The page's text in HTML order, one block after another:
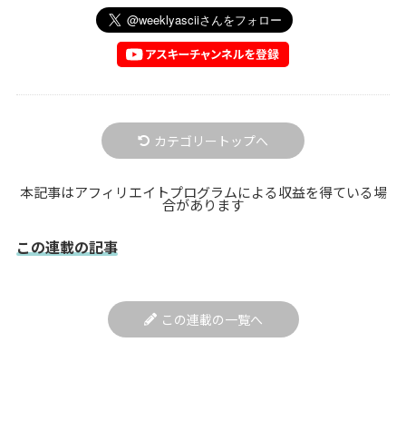
カテゴリートップへ
本記事はアフィリエイトプログラムによる収益を得ている場
合があります
この連載の記事
この連載の一覧へ